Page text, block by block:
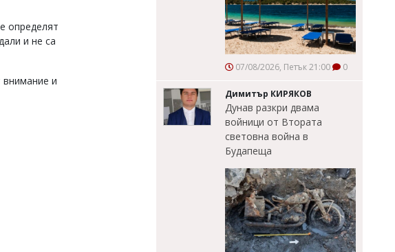
определят
и не са
внимание и
07/08/2026, Петък 21:00 0
Димитър КИРЯКОВ
Дунав разкри двама
войници от Втората
световна война в
Будапеща